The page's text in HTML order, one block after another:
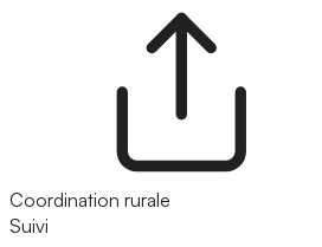
Coordination rurale
Suivi